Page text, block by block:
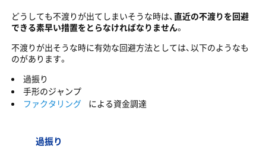
どうしても不渡りが出てしまいそうな時は、直近の不渡りを回避
できる素早い措置をとらなければなりません。
不渡りが出そうな時に有効な回避方法としては、以下のようなも
のがあります。
過振り
手形のジャンプ
ファクタリング
による資金調達
過振り